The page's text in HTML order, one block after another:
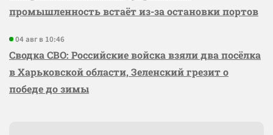
промышленность встаёт из-за остановки портов
04 авг в 10:46
Сводка СВО: Российские войска взяли два посёлка
в Харьковской области, Зеленский грезит о
победе до зимы